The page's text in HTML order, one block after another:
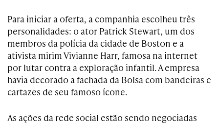
Para iniciar a oferta, a companhia escolheu três
personalidades: o ator Patrick Stewart, um dos
membros da polícia da cidade de Boston e a
ativista mirim Vivianne Harr, famosa na internet
por lutar contra a exploração infantil. A empresa
havia decorado a fachada da Bolsa com bandeiras e
cartazes de seu famoso ícone.
As ações da rede social estão sendo negociadas